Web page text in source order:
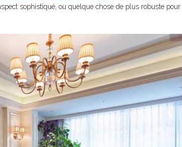
sophistiqué, ou quelque chose de plus robuste pour